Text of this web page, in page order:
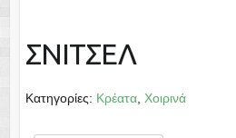
ΣΝΙΤΣΕΛ
Κατηγορίες: Κρέατα, Χοιρινά